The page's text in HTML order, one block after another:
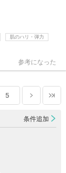
肌のハリ・弾力
参考になった
5
条件追加